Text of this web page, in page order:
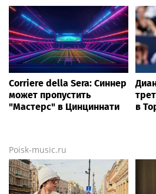
Corriere della Sera: Синнер
может пропустить
"Мастерс" в Цинциннати
в
Poisk-music.ru